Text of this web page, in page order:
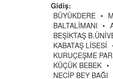
Gidiş:
BÜYÜKDERE •
BALTALİMANI •
BEŞİKTAŞ
KABATAŞ LİSESİ
KURUÇEŞME
KÜÇÜK BEBEK •
NECİP BEY BAĞI